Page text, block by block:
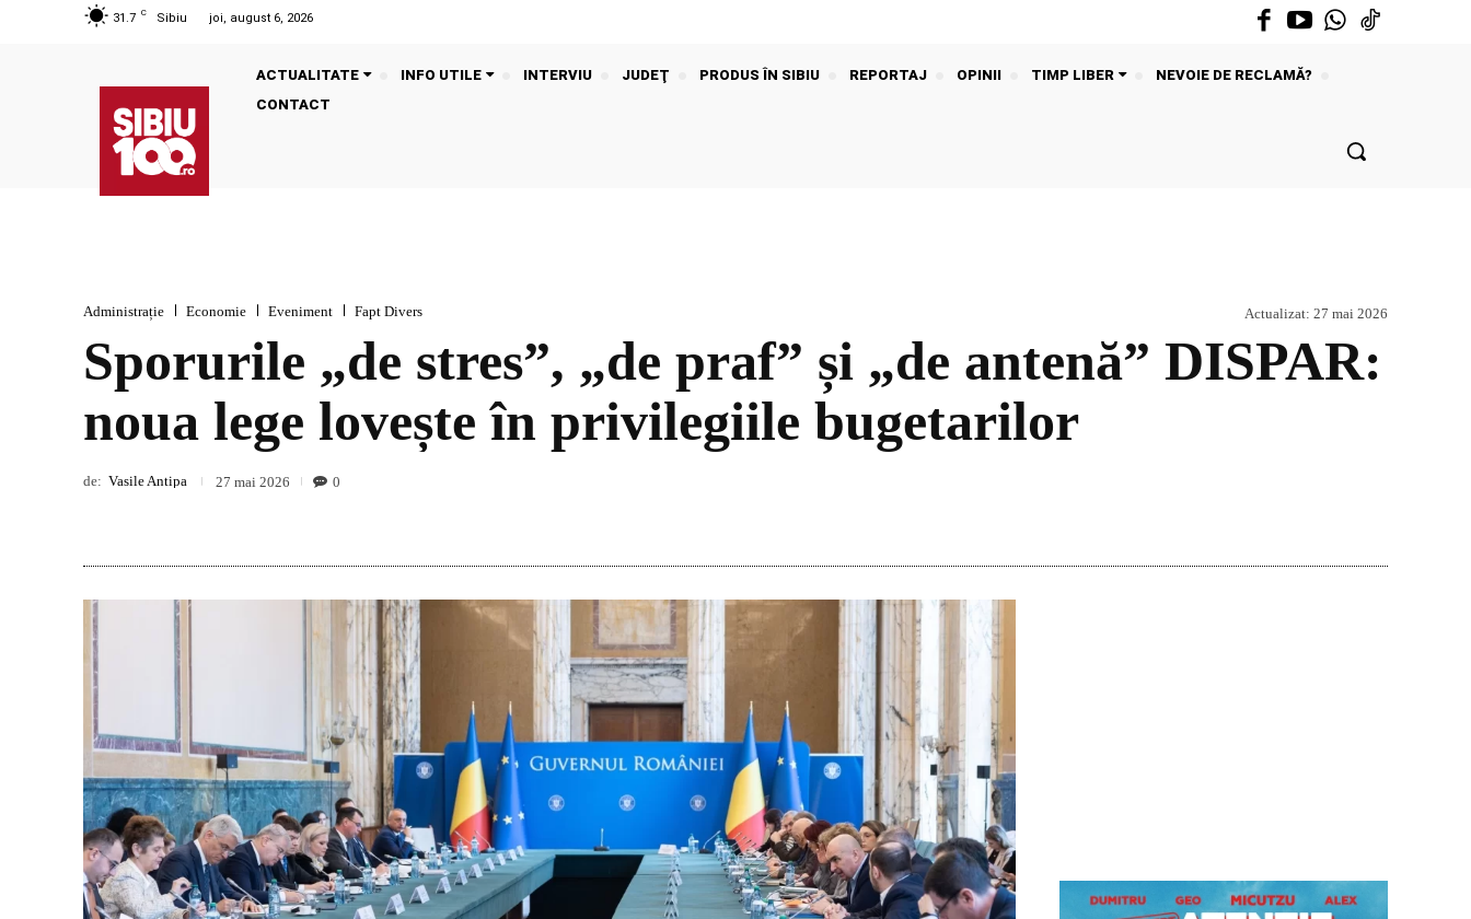
31.7 C Sibiu joi, august 6, 2026
ACTUALITATE INFO UTILE INTERVIU JUDEŢ PRODUS ÎN SIBIU REPORTAJ OPINII TIMP LIBER
NEVOIE DE RECLAMĂ?
CONTACT
Administrație Economie Eveniment Fapt Divers Actualizat: 27 mai 2026
Sporurile „de stres”, „de praf” și „de antenă” DISPAR:
noua lege lovește în privilegiile bugetarilor
de: Vasile Antipa 27 mai 2026 0